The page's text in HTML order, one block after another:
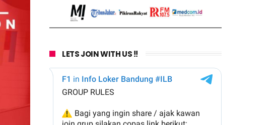
LETS JOIN WITH US !!